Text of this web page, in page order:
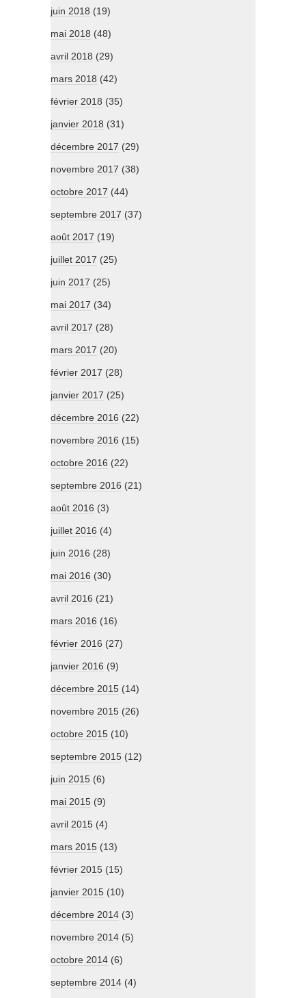
juin 2018 (19)
mai 2018 (48)
avril 2018 (29)
mars 2018 (42)
février 2018 (35)
janvier 2018 (31)
décembre 2017 (29)
novembre 2017 (38)
octobre 2017 (44)
septembre 2017 (37)
août 2017 (19)
juillet 2017 (25)
juin 2017 (25)
mai 2017 (34)
avril 2017 (28)
mars 2017 (20)
février 2017 (28)
janvier 2017 (25)
décembre 2016 (22)
novembre 2016 (15)
octobre 2016 (22)
septembre 2016 (21)
août 2016 (3)
juillet 2016 (4)
juin 2016 (28)
mai 2016 (30)
avril 2016 (21)
mars 2016 (16)
février 2016 (27)
janvier 2016 (9)
décembre 2015 (14)
novembre 2015 (26)
octobre 2015 (10)
septembre 2015 (12)
juin 2015 (6)
mai 2015 (9)
avril 2015 (4)
mars 2015 (13)
février 2015 (15)
janvier 2015 (10)
décembre 2014 (3)
novembre 2014 (5)
octobre 2014 (6)
septembre 2014 (4)